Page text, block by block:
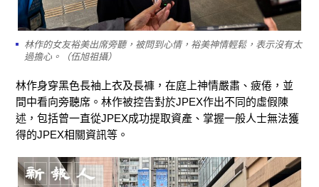
林作的女友裕美出席旁聽，被問到心情，裕美神情輕鬆，表示沒有太
過擔心。（伍旭祖攝）
林作身穿黑色長袖上衣及長褲，在庭上神情嚴肅、疲倦，並
間中看向旁聽席。林作被控告對於JPEX作出不同的虛假陳
述，包括曾一直從JPEX成功提取資產、掌握一般人士無法獲
得的JPEX相關資訊等。